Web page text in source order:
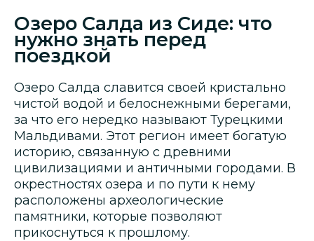
Озеро Салда из Сиде: что
нужно знать перед
поездкой
Озеро Салда славится своей кристально
чистой водой и белоснежными берегами,
за что его нередко называют Турецкими
Мальдивами. Этот регион имеет богатую
историю, связанную с древними
цивилизациями и античными городами. В
окрестностях озера и по пути к нему
расположены археологические
памятники, которые позволяют
прикоснуться к прошлому.